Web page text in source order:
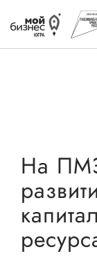
Быть в
На